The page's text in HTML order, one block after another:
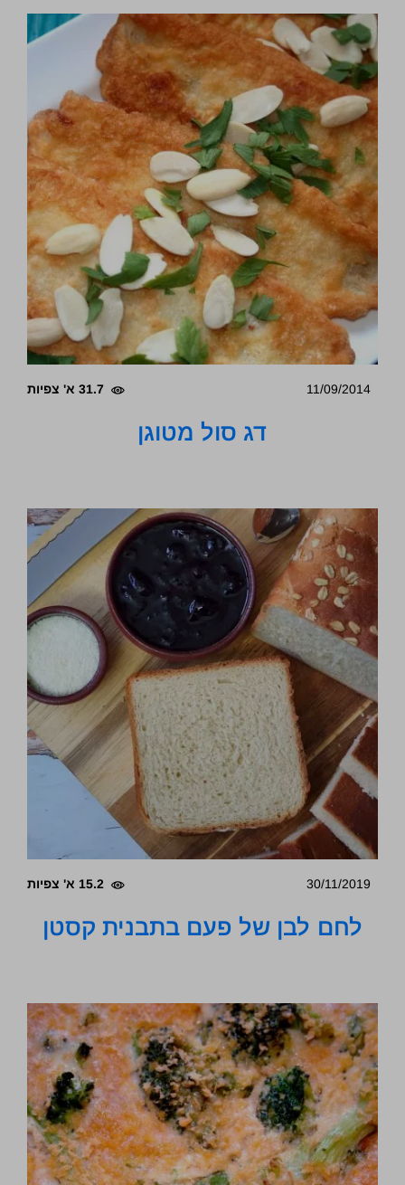
11/09/2014 31.7 א' צפיות
דג סול מטוגן
30/11/2019 15.2 א' צפיות
לחם לבן של פעם בתבנית קסטן